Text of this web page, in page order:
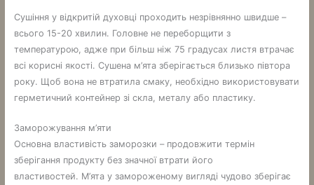
Сушіння у відкритій духовці проходить незрівнянно швидше –
всього 15-20 хвилин. Головне не переборщити з
температурою, адже при більш ніж 75 градусах листя втрачає
всі корисні якості. Сушена м’ята зберігається близько півтора
року. Щоб вона не втратила смаку, необхідно використовувати
герметичний контейнер зі скла, металу або пластику.
Заморожування м’яти
Основна властивість заморозки – продовжити термін
зберігання продукту без значної втрати його
властивостей. М’ята у замороженому вигляді чудово зберігає